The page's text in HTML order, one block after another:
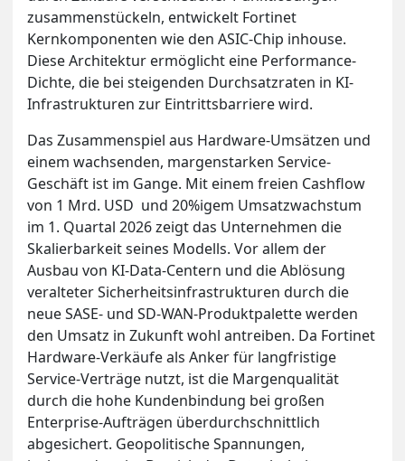
zusammenstückeln, entwickelt Fortinet
Kernkomponenten wie den ASIC-Chip inhouse.
Diese Architektur ermöglicht eine Performance-
Dichte, die bei steigenden Durchsatzraten in KI-
Infrastrukturen zur Eintrittsbarriere wird.
Das Zusammenspiel aus Hardware-Umsätzen und
einem wachsenden, margenstarken Service-
Geschäft ist im Gange. Mit einem freien Cashflow
von 1 Mrd. USD und 20%igem Umsatzwachstum
im 1. Quartal 2026 zeigt das Unternehmen die
Skalierbarkeit seines Modells. Vor allem der
Ausbau von KI-Data-Centern und die Ablösung
veralteter Sicherheitsinfrastrukturen durch die
neue SASE- und SD-WAN-Produktpalette werden
den Umsatz in Zukunft wohl antreiben. Da Fortinet
Hardware-Verkäufe als Anker für langfristige
Service-Verträge nutzt, ist die Margenqualität
durch die hohe Kundenbindung bei großen
Enterprise-Aufträgen überdurchschnittlich
abgesichert. Geopolitische Spannungen,